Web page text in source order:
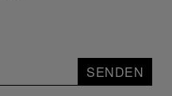
SENDEN